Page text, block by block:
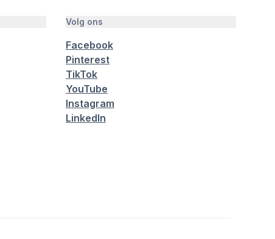
Volg ons
Facebook
Pinterest
TikTok
YouTube
Instagram
LinkedIn